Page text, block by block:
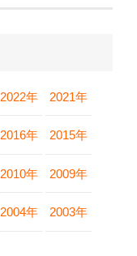
2022年 2021年
2016年 2015年
2010年 2009年
2004年 2003年